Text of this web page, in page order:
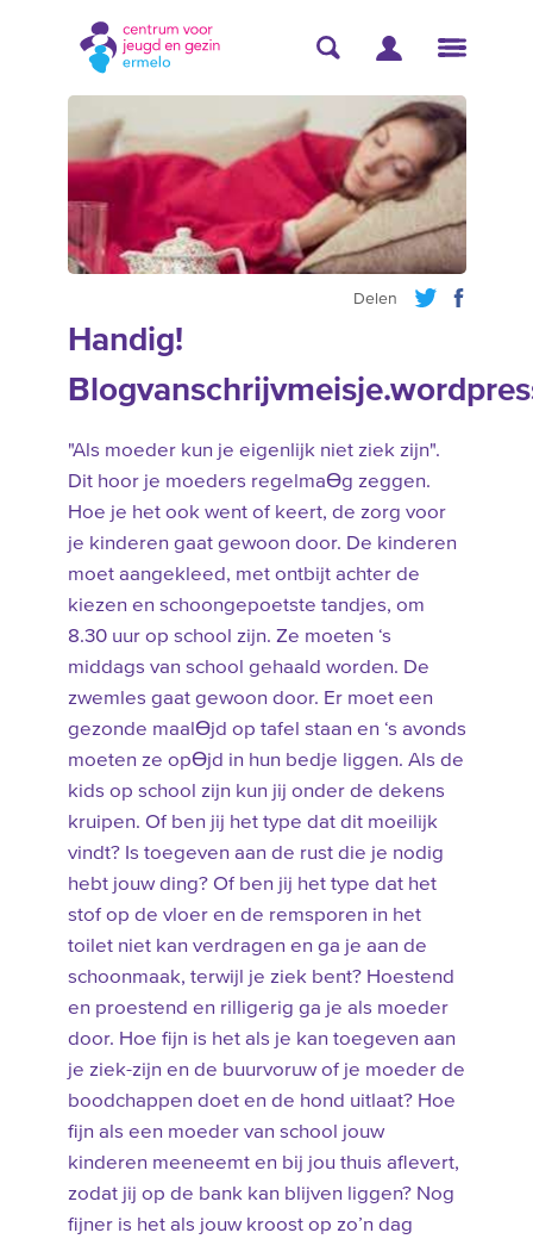
Delen
Handig!
"Als moeder kun je eigenlijk niet ziek zijn".
Dit hoor je moeders regelmaƟg zeggen.
Hoe je het ook went of keert, de zorg voor
je kinderen gaat gewoon door. De kinderen
moet aangekleed, met ontbijt achter de
kiezen en schoongepoetste tandjes, om
8.30 uur op school zijn. Ze moeten ‘s
middags van school gehaald worden. De
zwemles gaat gewoon door. Er moet een
gezonde maalƟjd op tafel staan en ‘s avonds
moeten ze opƟjd in hun bedje liggen. Als de
kids op school zijn kun jij onder de dekens
kruipen. Of ben jij het type dat dit moeilijk
vindt? Is toegeven aan de rust die je nodig
hebt jouw ding? Of ben jij het type dat het
stof op de vloer en de remsporen in het
toilet niet kan verdragen en ga je aan de
schoonmaak, terwijl je ziek bent? Hoestend
en proestend en rilligerig ga je als moeder
door. Hoe fijn is het als je kan toegeven aan
je ziek-zijn en de buurvoruw of je moeder de
boodchappen doet en de hond uitlaat? Hoe
fijn als een moeder van school jouw
kinderen meeneemt en bij jou thuis aflevert,
zodat jij op de bank kan blijven liggen? Nog
fijner is het als jouw kroost op zo’n dag